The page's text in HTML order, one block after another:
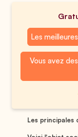
Les
Vous avez
Les principales